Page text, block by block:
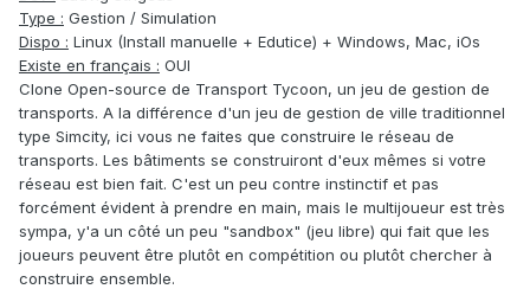
Type : Gestion / Simulation
Dispo : Linux (Install manuelle + Edutice) + Windows, Mac, iOs
Existe en français : OUI
Clone Open-source de Transport Tycoon, un jeu de gestion de
transports. A la différence d'un jeu de gestion de ville traditionnel
type Simcity, ici vous ne faites que construire le réseau de
transports. Les bâtiments se construiront d'eux mêmes si votre
réseau est bien fait. C'est un peu contre instinctif et pas
forcément évident à prendre en main, mais le multijoueur est très
sympa, y'a un côté un peu "sandbox" (jeu libre) qui fait que les
joueurs peuvent être plutôt en compétition ou plutôt chercher à
construire ensemble.